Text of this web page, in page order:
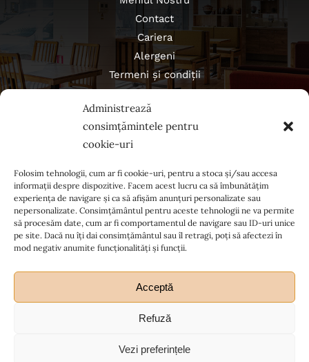
Administrează
consimțămintele pentru
cookie-uri
Folosim tehnologii, cum ar fi cookie-uri, pentru a stoca și/sau accesa
informații despre dispozitive. Facem acest lucru ca să îmbunătățim
experiența de navigare și ca să afișăm anunțuri personalizate sau
nepersonalizate. Consimțământul pentru aceste tehnologii ne va permite
să procesăm date, cum ar fi comportamentul de navigare sau ID-uri unice
pe site. Dacă nu îți dai consimțământul sau îl retragi, poți să afectezi în
mod negativ anumite funcționalități și funcții.
Acceptă
Refuză
Vezi preferințele
Contact
Cariera
Alergeni
Termeni și condiții
Politica de confidențialitate
Regulament campanii
© Copyright 2012 - 2026| All Rights Reserved
Ia legătura cu noi